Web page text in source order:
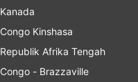
Kanada
Congo Kinshasa
Republik Afrika Tengah
Congo - Brazzaville